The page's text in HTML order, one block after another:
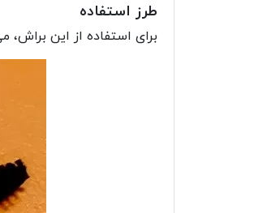
طرز استفاده
برای استفاده از این